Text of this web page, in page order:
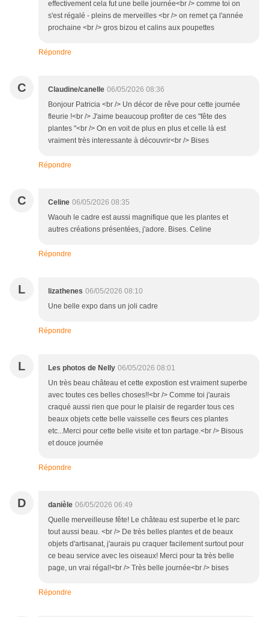
effectivement cela fut une belle journée<br /> comme toi on
s'est régalé - pleins de merveilles <br /> on remet ça l'année
prochaine <br /> gros bizou et calins aux poupettes
Répondre
C Claudine/canelle 06/05/2026 08:36
Bonjour Patricia <br /> Un décor de rêve pour cette journée
fleurie !<br /> J'aime beaucoup profiter de ces "fête des
plantes "<br /> On en voit de plus en plus et celle là est
vraiment très interessante à découvrir<br /> Bises
Répondre
C Celine 06/05/2026 08:35
Waouh le cadre est aussi magnifique que les plantes et
autres créations présentées, j'adore. Bises. Celine
Répondre
L lizathenes 06/05/2026 08:10
Une belle expo dans un joli cadre
Répondre
L Les photos de Nelly 06/05/2026 08:01
Un très beau château et cette expostion est vraiment superbe
avec toutes ces belles choses!!<br /> Comme toi j'aurais
craqué aussi rien que pour le plaisir de regarder tous ces
beaux objets cette belle vaisselle ces fleurs ces plantes
etc...Merci pour cette belle visite et ton partage.<br /> Bisous
et douce journée
Répondre
D danièle 06/05/2026 06:49
Quelle merveilleuse fête! Le château est superbe et le parc
tout aussi beau. <br /> De très belles plantes et de beaux
objets d'artisanat, j'aurais pu craquer facilement surtout pour
ce beau service avec les oiseaux! Merci pour ta très belle
page, un vrai régal!<br /> Très belle journée<br /> bises
Répondre